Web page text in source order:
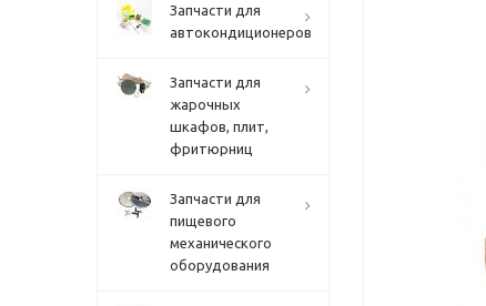
Запчасти для
автокондиционеров
Запчасти для
жарочных
шкафов, плит,
фритюрниц
Запчасти для
пищевого
механического
оборудования